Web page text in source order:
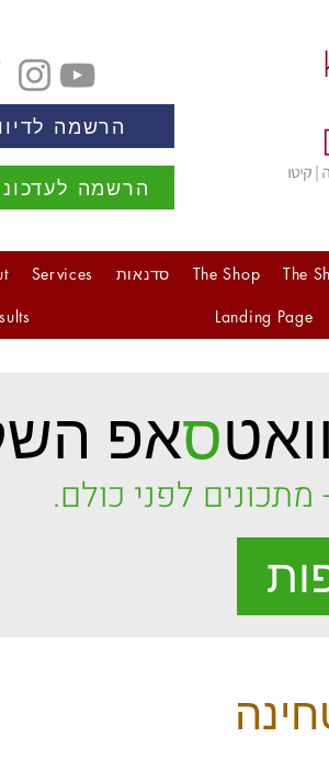
הרשמה
הרשמה
The
The Shop סדנאות Services
Landing Page
סאפ
לפני כולם.